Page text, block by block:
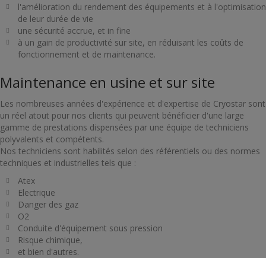
l'amélioration du rendement des équipements et à l'optimisation
de leur durée de vie
une sécurité accrue, et in fine
à un gain de productivité sur site, en réduisant les coûts de
fonctionnement et de maintenance.
Maintenance en usine et sur site
Les nombreuses années d'expérience et d'expertise de Cryostar sont
un réel atout pour nos clients qui peuvent bénéficier d'une large
gamme de prestations dispensées par une équipe de techniciens
polyvalents et compétents.
Nos techniciens sont habilités selon des référentiels ou des normes
techniques et industrielles tels que :
Atex
Electrique
Danger des gaz
O2
Conduite d'équipement sous pression
Risque chimique,
et bien d'autres.